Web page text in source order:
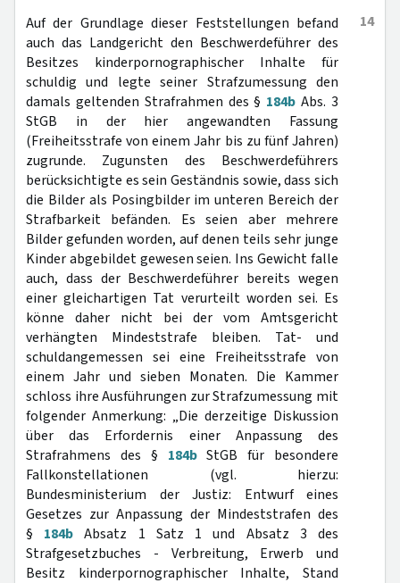
14
Auf der Grundlage dieser Feststellungen befand
auch das Landgericht den Beschwerdeführer des
Besitzes kinderpornographischer Inhalte für
schuldig und legte seiner Strafzumessung den
damals geltenden Strafrahmen des § 184b Abs. 3
StGB in der hier angewandten Fassung
(Freiheitsstrafe von einem Jahr bis zu fünf Jahren)
zugrunde. Zugunsten des Beschwerdeführers
berücksichtigte es sein Geständnis sowie, dass sich
die Bilder als Posingbilder im unteren Bereich der
Strafbarkeit befänden. Es seien aber mehrere
Bilder gefunden worden, auf denen teils sehr junge
Kinder abgebildet gewesen seien. Ins Gewicht falle
auch, dass der Beschwerdeführer bereits wegen
einer gleichartigen Tat verurteilt worden sei. Es
könne daher nicht bei der vom Amtsgericht
verhängten Mindeststrafe bleiben. Tat- und
schuldangemessen sei eine Freiheitsstrafe von
einem Jahr und sieben Monaten. Die Kammer
schloss ihre Ausführungen zur Strafzumessung mit
folgender Anmerkung: „Die derzeitige Diskussion
über das Erfordernis einer Anpassung des
Strafrahmens des § 184bStGB für besondere
Fallkonstellationen (vgl. hierzu:
Bundesministerium der Justiz: Entwurf eines
Gesetzes zur Anpassung der Mindeststrafen des
§ 184b Absatz 1 Satz 1 und Absatz 3 des
Strafgesetzbuches - Verbreitung, Erwerb und
Besitz kinderpornographischer Inhalte, Stand